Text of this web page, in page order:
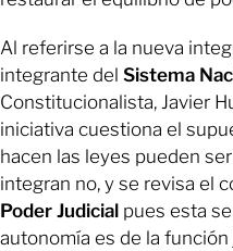
Al referirse a la nueva
integrante del Sistema
Constitucionalista, Javier
iniciativa cuestiona el
hacen las leyes pueden
integran no, y se revisa el
Poder Judicial pues esta
autonomía es de la